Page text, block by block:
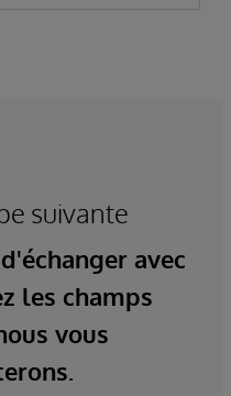
suivante
avec
les champs
vous